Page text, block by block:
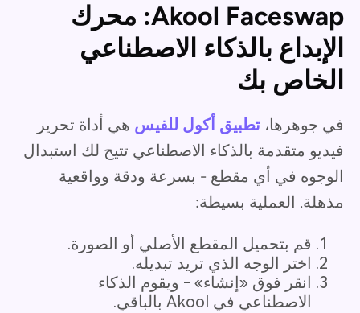
Akool Faceswap: محرك
الإبداع بالذكاء الاصطناعي
الخاص بك
في جوهرها، تطبيق أكول للفيس هي أداة تحرير
فيديو متقدمة بالذكاء الاصطناعي تتيح لك استبدال
الوجوه في أي مقطع - بسرعة ودقة وواقعية
مذهلة. العملية بسيطة:
قم بتحميل المقطع الأصلي أو الصورة.
اختر الوجه الذي تريد تبديله.
انقر فوق «إنشاء» - ويقوم الذكاء
الاصطناعي في Akool بالباقي.